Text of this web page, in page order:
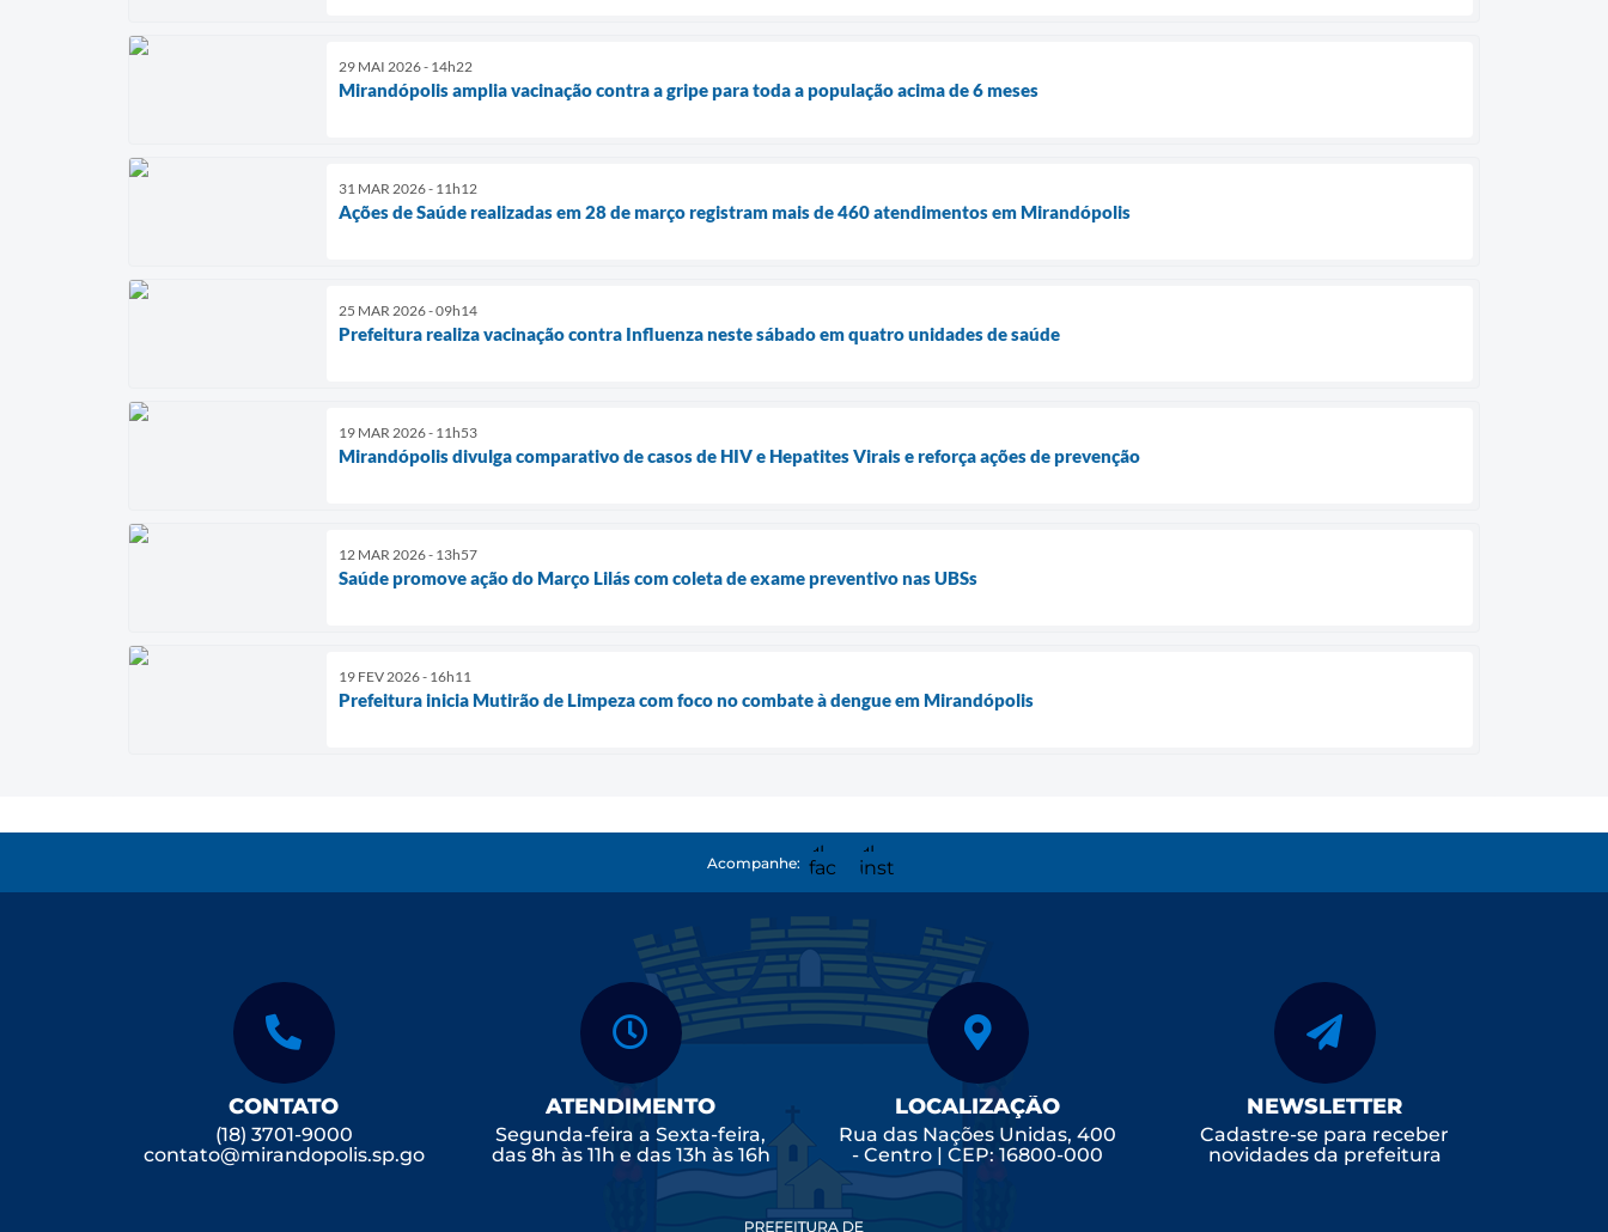
29 MAI 2026 - 14h22
Mirandópolis amplia vacinação contra a gripe para toda a população acima de 6 meses
31 MAR 2026 - 11h12
Ações de Saúde realizadas em 28 de março registram mais de 460 atendimentos em Mirandópolis
25 MAR 2026 - 09h14
Prefeitura realiza vacinação contra Influenza neste sábado em quatro unidades de saúde
19 MAR 2026 - 11h53
Mirandópolis divulga comparativo de casos de HIV e Hepatites Virais e reforça ações de prevenção
12 MAR 2026 - 13h57
Saúde promove ação do Março Lilás com coleta de exame preventivo nas UBSs
19 FEV 2026 - 16h11
Prefeitura inicia Mutirão de Limpeza com foco no combate à dengue em Mirandópolis
Acompanhe:
CONTATO
(18) 3701-9000
contato@mirandopolis.sp.go
ATENDIMENTO
Segunda-feira a Sexta-feira,
das 8h às 11h e das 13h às 16h
LOCALIZAÇÃO
Rua das Nações Unidas, 400
- Centro | CEP: 16800-000
NEWSLETTER
Cadastre-se para receber
novidades da prefeitura